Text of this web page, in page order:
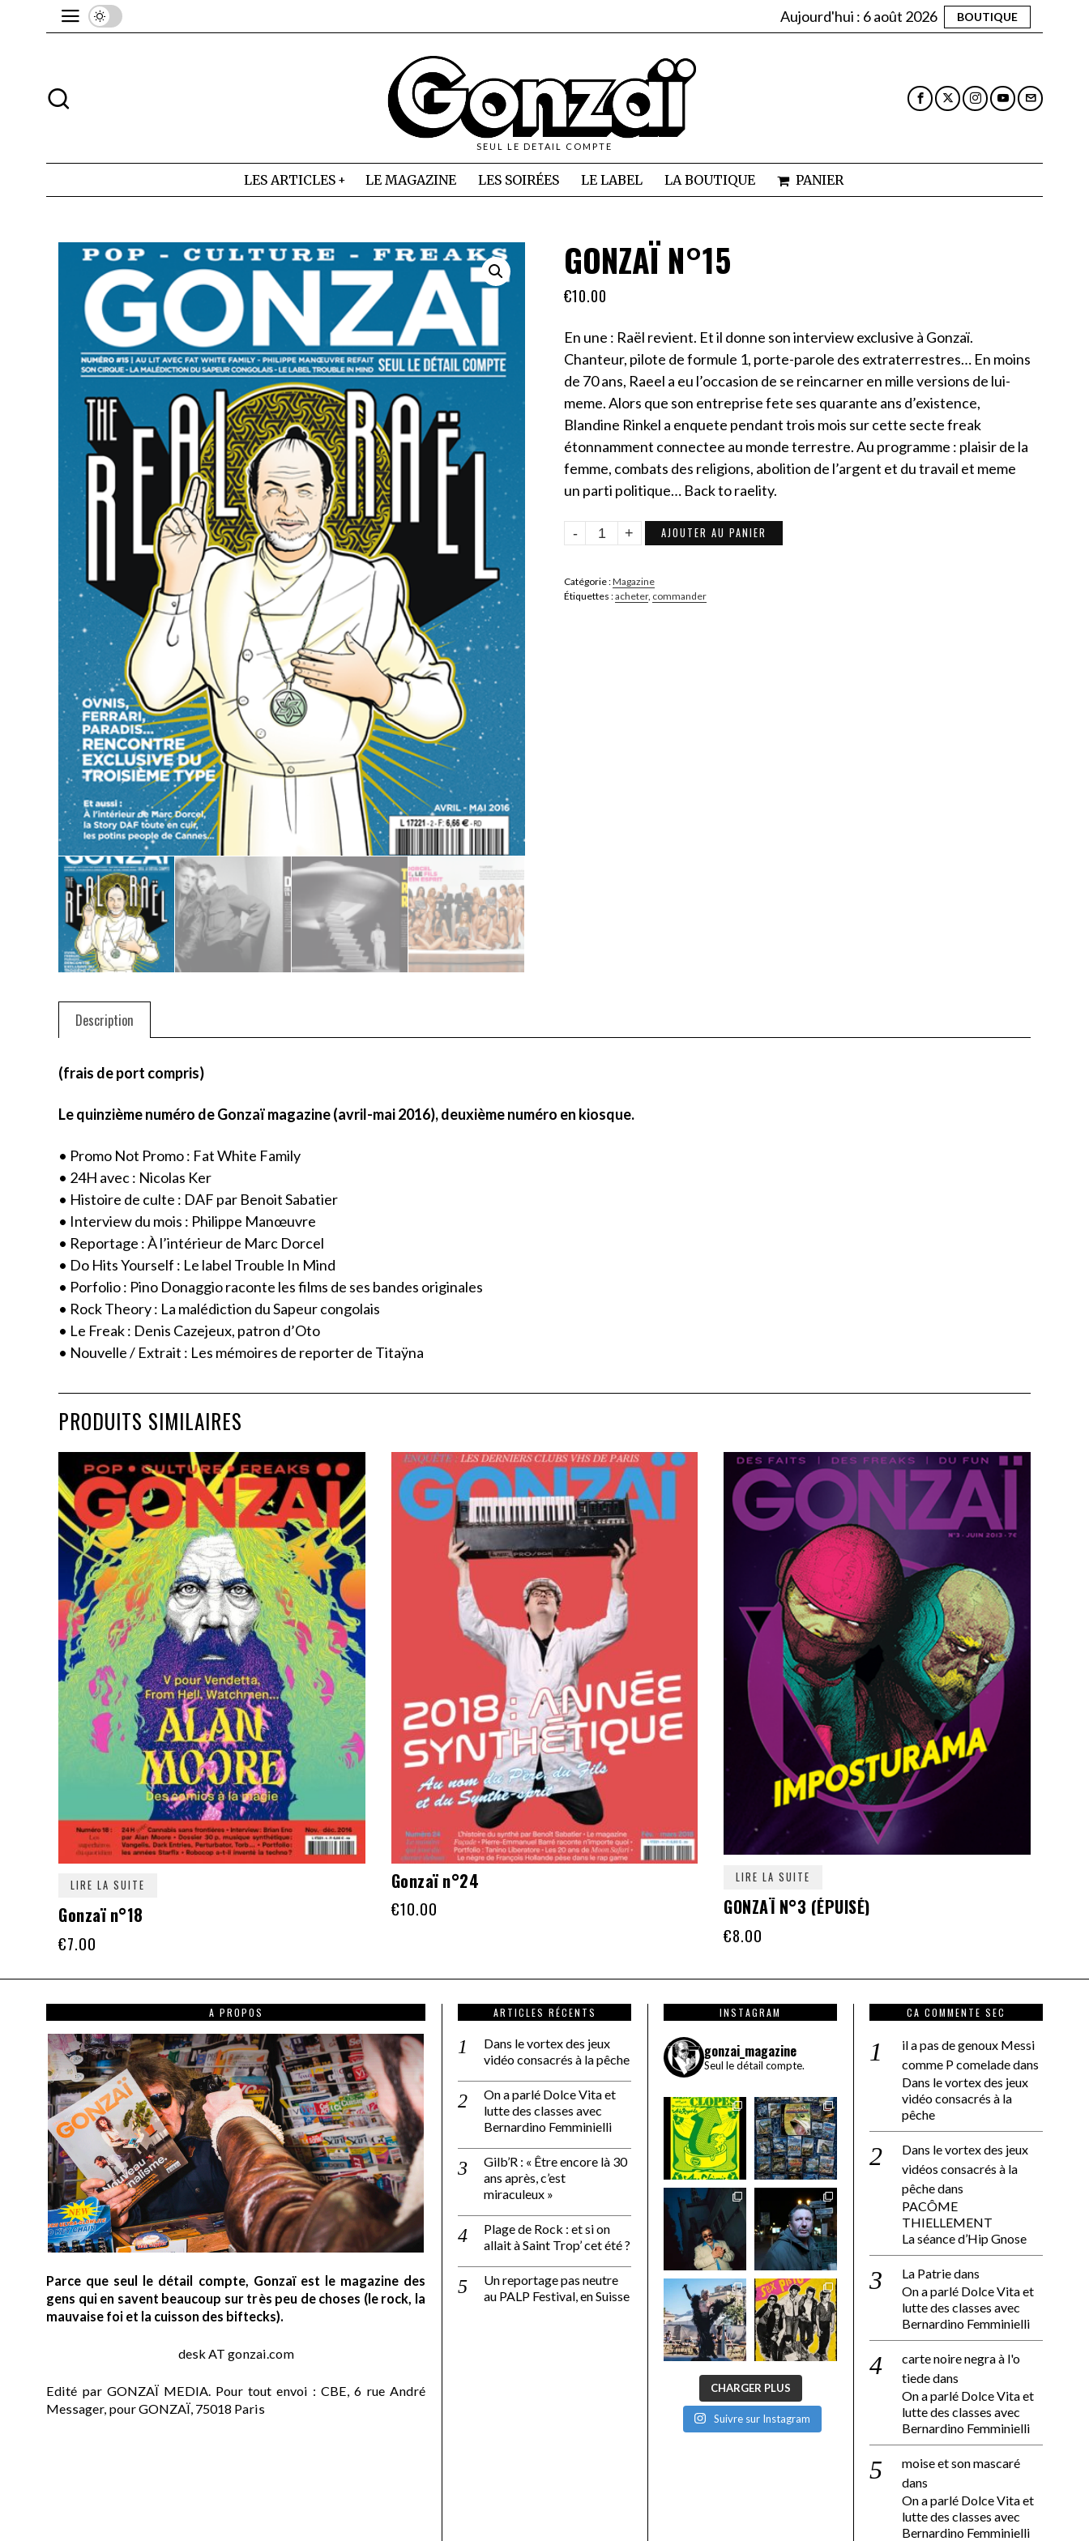
Aujourd'hui : 6 août 2026 BOUTIQUE
SEUL LE DETAIL COMPTE
LES ARTICLES LE MAGAZINE LES SOIRÉES LE LABEL LA BOUTIQUE PANIER
GONZAÏ N°15
€10.00
En une : Raël revient. Et il donne son interview exclusive à Gonzaï.
Chanteur, pilote de formule 1, porte-parole des extraterrestres… En moins
de 70 ans, Raeel a eu l’occasion de se reincarner en mille versions de lui-
meme. Alors que son entreprise fete ses quarante ans d’existence,
Blandine Rinkel a enquete pendant trois mois sur cette secte freak
étonnamment connectee au monde terrestre. Au programme : plaisir de la
femme, combats des religions, abolition de l’argent et du travail et meme
un parti politique… Back to raelity.
quantité
GONZAÏ
N°15
AJOUTER AU PANIER
Catégorie :Magazine
Étiquettes :acheter, commander
Description
(frais de port compris)
Le quinzième numéro de Gonzaï magazine (avril-mai 2016), deuxième numéro en kiosque.
• Promo Not Promo : Fat White Family
• 24H avec : Nicolas Ker
• Histoire de culte : DAF par Benoit Sabatier
• Interview du mois : Philippe Manœuvre
• Reportage : À l’intérieur de Marc Dorcel
• Do Hits Yourself : Le label Trouble In Mind
• Porfolio : Pino Donaggio raconte les films de ses bandes originales
• Rock Theory : La malédiction du Sapeur congolais
• Le Freak : Denis Cazejeux, patron d’Oto
• Nouvelle / Extrait : Les mémoires de reporter de Titaÿna
PRODUITS SIMILAIRES
LIRE LA SUITE
Gonzaï n°18
€7.00
Gonzaï n°24
€10.00
LIRE LA SUITE
GONZAÏ N°3 (ÉPUISÉ)
€8.00
A PROPOS
Parce que seul le détail compte, Gonzaï est le magazine des
gens qui en savent beaucoup sur très peu de choses (le rock, la
mauvaise foi et la cuisson des biftecks).
desk AT gonzai.com
Edité par GONZAÏ MEDIA. Pour tout envoi : CBE, 6 rue André
Messager, pour GONZAÏ, 75018 Paris
ARTICLES RÉCENTS
Dans le vortex des jeux
vidéo consacrés à la pêche
On a parlé Dolce Vita et
lutte des classes avec
Bernardino Femminielli
Gilb’R : « Être encore là 30
ans après, c’est
miraculeux »
Plage de Rock : et si on
allait à Saint Trop’ cet été ?
Un reportage pas neutre
au PALP Festival, en Suisse
INSTAGRAM
gonzai_magazine
Seul le détail compte.
CHARGER PLUS
Suivre sur Instagram
CA COMMENTE SEC
il a pas de genoux Messi
comme P comeladedans
Dans le vortex des jeux
vidéo consacrés à la
pêche
Dans le vortex des jeux
vidéos consacrés à la
pêchedans
PACÔME
THIELLEMENT
La séance d’Hip Gnose
La Patriedans
On a parlé Dolce Vita et
lutte des classes avec
Bernardino Femminielli
carte noire negra à l'o
tiededans
On a parlé Dolce Vita et
lutte des classes avec
Bernardino Femminielli
moise et son mascaré
dans
On a parlé Dolce Vita et
lutte des classes avec
Bernardino Femminielli